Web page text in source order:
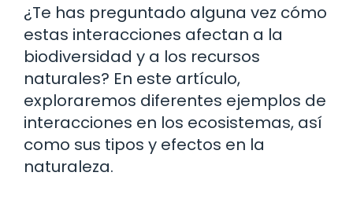
¿Te has preguntado alguna vez cómo
estas interacciones afectan a la
biodiversidad y a los recursos
naturales? En este artículo,
exploraremos diferentes ejemplos de
interacciones en los ecosistemas, así
como sus tipos y efectos en la
naturaleza.